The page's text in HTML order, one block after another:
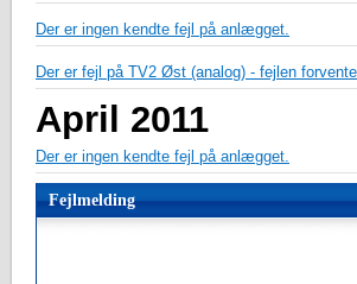
Der er ingen kendte fejl på anlægget.
Der er fejl på TV2 Øst (analog) - fejlen
April 2011
Der er ingen kendte fejl på anlægget.
Fejlmelding